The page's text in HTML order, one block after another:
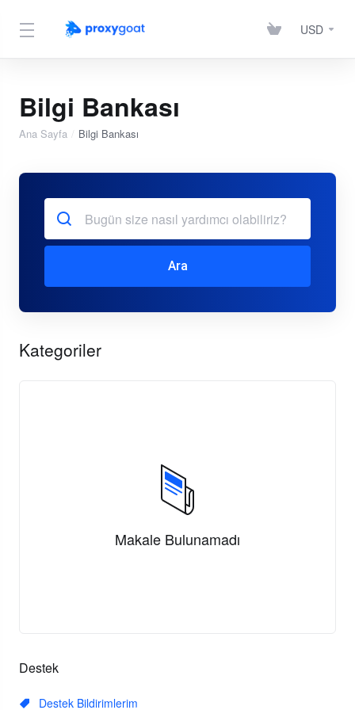
USD
Bilgi Bankası
Ana Sayfa Bilgi Bankası
Destek
Destek Bildirimlerim
Ara
Kategoriler
Makale Bulunamadı